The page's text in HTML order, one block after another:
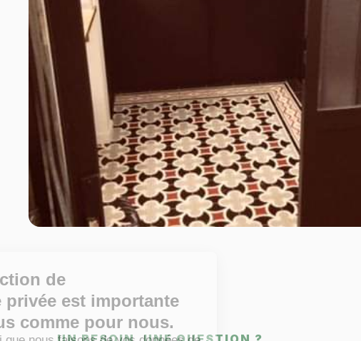
La protection de
votre vie privée est importante
pour vous comme pour nous.